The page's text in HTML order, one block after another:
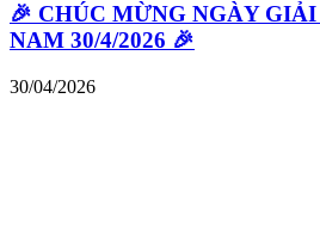
🎉 CHÚC MỪNG NGÀY
NAM 30/4/2026 🎉
30/04/2026